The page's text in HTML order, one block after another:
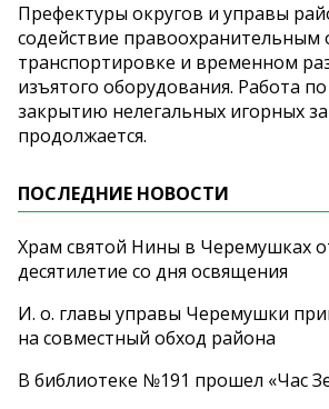
Префектуры округов и управы
содействие правоохранительным
транспортировке и временном
изъятого оборудования. Работа
закрытию нелегальных игорных
продолжается.
ПОСЛЕДНИЕ НОВОСТИ
Храм святой Нины в Черемушках
десятилетие со дня освящения
И. о. главы управы Черемушки
на совместный обход района
В библиотеке №191 прошел «Час